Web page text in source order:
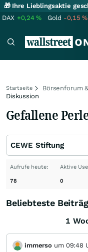
🎁 Ihre Lieblingsaktie
DAX +0,24% Gold -0,15%
Startseite Börsenforum
Diskussion
Gefallene
CEWE Stiftung
Aufrufe heute:
78
Aktive
0
Beliebteste
1
immerso um 09:48